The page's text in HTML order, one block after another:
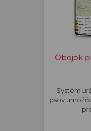
Obojok
Systém
psov